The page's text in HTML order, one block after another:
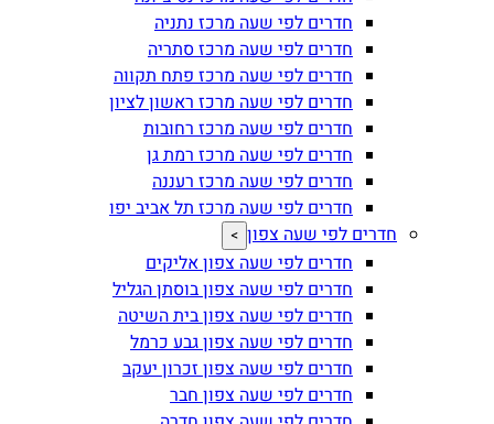
חדרים לפי שעה מרכז נתניה
חדרים לפי שעה מרכז סתריה
חדרים לפי שעה מרכז פתח תקווה
חדרים לפי שעה מרכז ראשון לציון
חדרים לפי שעה מרכז רחובות
חדרים לפי שעה מרכז רמת גן
חדרים לפי שעה מרכז רעננה
חדרים לפי שעה מרכז תל אביב יפו
חדרים לפי שעה צפון >
חדרים לפי שעה צפון אליקים
חדרים לפי שעה צפון בוסתן הגליל
חדרים לפי שעה צפון בית השיטה
חדרים לפי שעה צפון גבע כרמל
חדרים לפי שעה צפון זכרון יעקב
חדרים לפי שעה צפון חבר